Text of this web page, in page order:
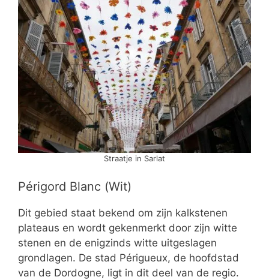
Straatje in Sarlat
Périgord Blanc (Wit)
Dit gebied staat bekend om zijn kalkstenen
plateaus en wordt gekenmerkt door zijn witte
stenen en de enigzinds witte uitgeslagen
grondlagen. De stad Périgueux, de hoofdstad
van de Dordogne, ligt in dit deel van de regio.